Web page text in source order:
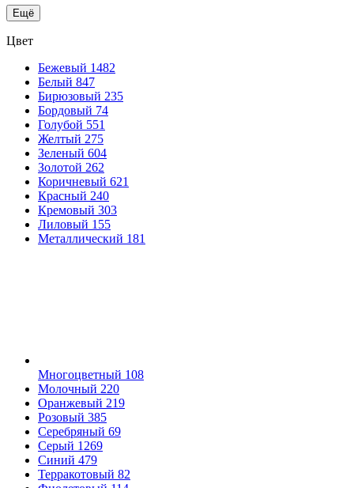
Ещё
Цвет
Бежевый 1482
Белый 847
Бирюзовый 235
Бордовый 74
Голубой 551
Желтый 275
Зеленый 604
Золотой 262
Коричневый 621
Красный 240
Кремовый 303
Лиловый 155
Металлический 181
Многоцветный 108
Молочный 220
Оранжевый 219
Розовый 385
Серебряный 69
Серый 1269
Синий 479
Терракотовый 82